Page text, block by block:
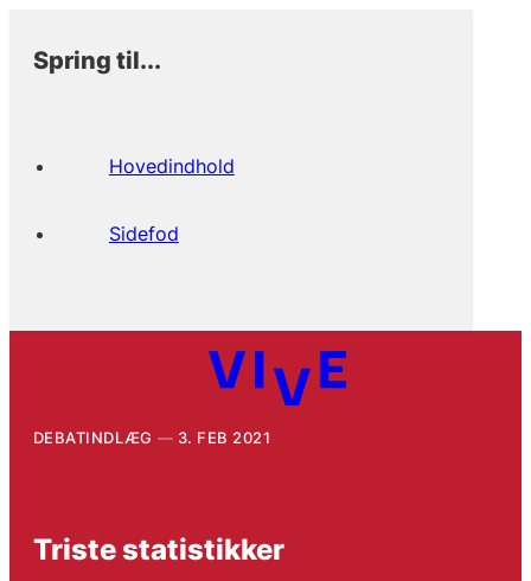
Spring til...
Hovedindhold
Sidefod
DEBATINDLÆG 3. FEB 2021
Triste statistikker